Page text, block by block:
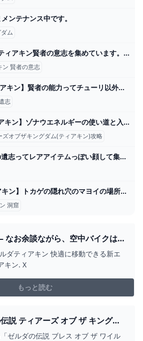
ンテナンス中です。
ム
ゼルダティアキン賢者の意志を集めています。しかしながらいろんな... - Yahoo!知恵袋
ン 賢者の意志
【ティアキン】賢者の能力ってチューリ以外オンにする必要ある？【ティアーズオブザキングダム】 ゼルダの伝説ティアーズオブザキングダム(ティアキン)攻略まとめ-コログ速報
志
【ティアキン】ゾナウエネルギーの使い道と入手方法【ゼルダの伝説ティアーズオブザキングダム】
ズオブザキングダム(ティアキン)攻略
【ティアキン】賢者の遺志ってレアアイテムっぽい顔して集めても攻撃力上がるだけとかショボいな : ゼルダの伝説 ティアーズ オブ ザ キングダム攻略まとめ速報
【ティアキン】トカゲの隠れ穴のマヨイの場所と行き方【ゼルダの伝説ティアーズオブザキングダム】 - ゲームウィズ
洞窟
お余談ながら、空中バイクは国
「エアロバイク」と呼ばれるこ
えば、エアロバイクはフィット
ティアキン 快適に移動できる新エ
キン. X
もっと読む
説 ティアーズ オブ ザ キングダ
注意点と対策
ゼルダの伝説 ブレス オブ ザ ワイル